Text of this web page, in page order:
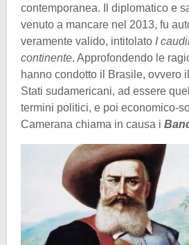
contemporanea. Il diplomatico e
venuto a mancare nel 2013, fu
veramente valido, intitolato I
continente. Approfondendo le
hanno condotto il Brasile, ovvero
Stati sudamericani, ad essere
termini politici, e poi economico-
Camerana chiama in causa i